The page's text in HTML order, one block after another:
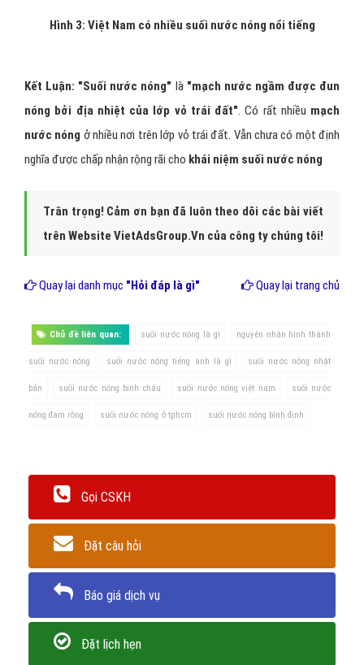
Hình 3: Việt Nam có nhiều suối nước nóng nổi tiếng
Kết Luận: "Suối nước nóng" là "mạch nước ngầm được đun
nóng bởi địa nhiệt của lớp vỏ trái đất". Có rất nhiều mạch
nước nóng ở nhiều nơi trên lớp vỏ trái đất. Vẫn chưa có một định
nghĩa được chấp nhận rộng rãi cho khái niệm suối nước nóng
Trân trọng! Cảm ơn bạn đã luôn theo dõi các bài viết
trên Website VietAdsGroup.Vn của công ty chúng tôi!
Quay lại danh mục "Hỏi đáp là gì" Quay lại trang chủ
Chủ đề liên quan: suối nước nóng là gì nguyên nhân hình thành
suối nước nóng suối nước nóng tiếng anh là gì suối nước nóng nhật
bản suối nước nóng binh châu suối nước nóng việt nam suối nước
nóng đam rông suối nước nóng ở tphcm suối nước nóng bình định
Gọi CSKH
Đặt câu hỏi
Báo giá dịch vụ
Đặt lịch hẹn